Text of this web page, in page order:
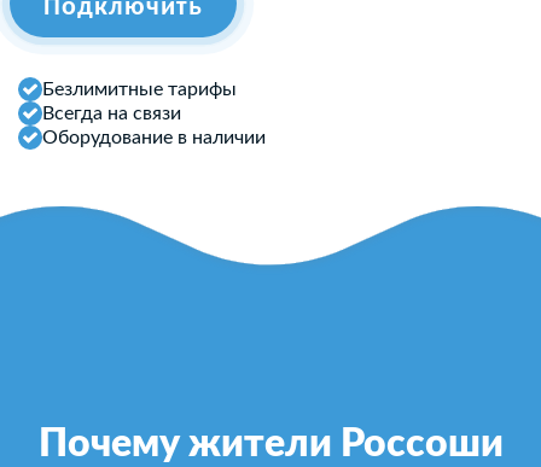
Безлимитные тарифы
Всегда на связи
Оборудование в наличии
Почему жители Россоши